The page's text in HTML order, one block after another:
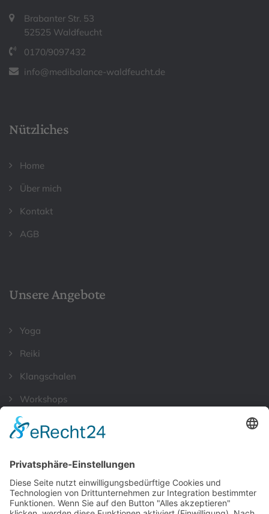
Brabanter Str. 53
52525 Waldfeucht
0170/9097432
info@medibalance-waldfeucht.de
Nützliches
Home
Über mich
Kontakt
AGB
Unsere Angebote
Yoga
Reiki
Klangschalen
Workshops